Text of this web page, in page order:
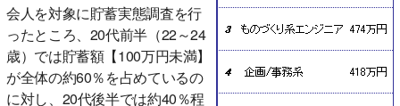
会人を対象に貯蓄実態調査を行
ったところ、20代前半（22～24
歳）では貯蓄額【100万円未満】
が全体の約60％を占めているの
に対し、20代後半では約40％程